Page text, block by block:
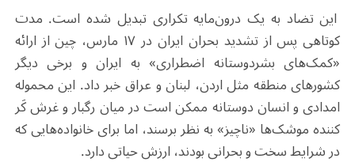
این تضاد به یک درون‌مایه تکراری تبدیل شده است. مدت
کوتاهی پس از تشدید بحران ایران در ۱۷ مارس، چین از ارائه
«کمک‌های بشردوستانه اضطراری» به ایران و برخی دیگر
کشورهای منطقه مثل اردن، لبنان و عراق خبر داد. این محموله
امدادی و انسان دوستانه ممکن است در میان رگبار و غرش کَر
کننده موشک‌ها «ناچیز» به نظر برسند، اما برای خانواده‌هایی که
در شرایط سخت و بحرانی بودند، ارزش حیاتی دارد.